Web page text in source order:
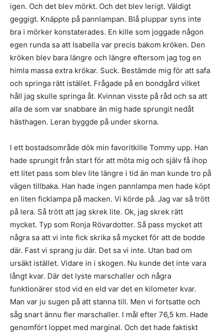
igen. Och det blev mörkt. Och det blev lerigt. Väldigt
geggigt. Knäppte på pannlampan. Blå pluppar syns inte
bra i mörker konstaterades. En kille som joggade någon
egen runda sa att Isabella var precis bakom kröken. Den
kröken blev bara längre och längre eftersom jag tog en
himla massa extra krökar. Suck. Bestämde mig för att safa
och springa rätt istället. Frågade på en bondgård vilket
håll jag skulle springa åt. Kvinnan visste på råd och sa att
alla de som var snabbare än mig hade sprungit nedåt
hästhagen. Leran byggde på under skorna.
I ett bostadsområde dök min favoritkille Tommy upp. Han
hade sprungit från start för att möta mig och själv få ihop
ett litet pass som blev lite längre i tid än man kunde tro på
vägen tillbaka. Han hade ingen pannlampa men hade köpt
en liten ficklampa på macken. Vi körde på. Jag var så trött
på lera. Så trött att jag skrek lite. Ok, jag skrek rätt
mycket. Typ som Ronja Rövardotter. Så pass mycket att
några sa att vi inte fick skrika så mycket för att de bodde
där. Fast vi sprang ju där. Det sa vi inte. Utan bad om
ursäkt istället. Vidare in i skogen. Nu kunde det inte vara
långt kvar. Där det lyste marschaller och några
funktionärer stod vid en eld var det en kilometer kvar.
Man var ju sugen på att stanna till. Men vi fortsatte och
såg snart ännu fler marschaller. I mål efter 76,5 km. Hade
genomfört loppet med marginal. Och det hade faktiskt